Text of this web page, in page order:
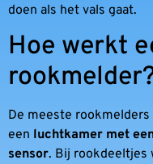
doen als het vals gaat.
Hoe werkt
De meeste
een luchtkamer met
sensor. Bij rookdeeltjes